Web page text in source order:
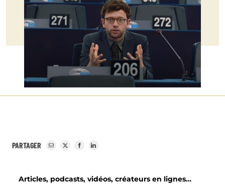
PARTAGER
Articles, podcasts, vidéos, créateurs en lignes…